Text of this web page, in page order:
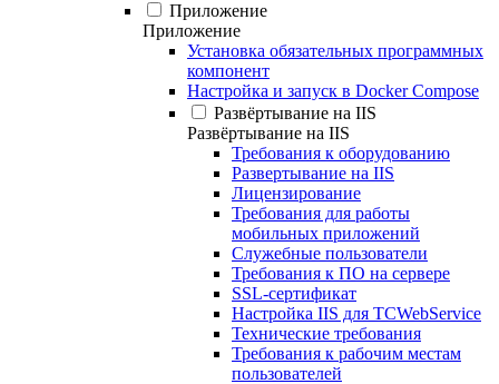
Приложение
Приложение
Установка обязательных программных
компонент
Настройка и запуск в Docker Compose
Развёртывание на IIS
Развёртывание на IIS
Требования к оборудованию
Развертывание на IIS
Лицензирование
Требования для работы
мобильных приложений
Служебные пользователи
Требования к ПО на сервере
SSL-сертификат
Настройка IIS для TCWebService
Технические требования
Требования к рабочим местам
пользователей